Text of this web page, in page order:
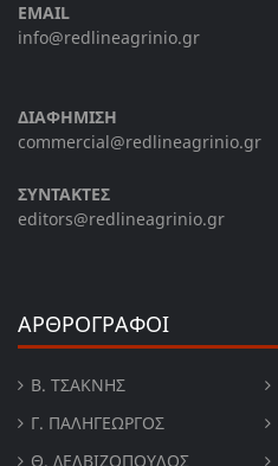
EMAIL
info@redlineagrinio.gr
ΔΙΑΦΗΜΙΣΗ
commercial@redlineagrinio.gr
ΣΥΝΤΑΚΤΕΣ
editors@redlineagrinio.gr
ΑΡΘΡΟΓΡΑΦΟΙ
Β. ΤΣΆΚΝΗΣ
Γ. ΠΑΛΗΓΕΏΡΓΟΣ
Θ. ΔΕΛΒΙΖΌΠΟΥΛΟΣ